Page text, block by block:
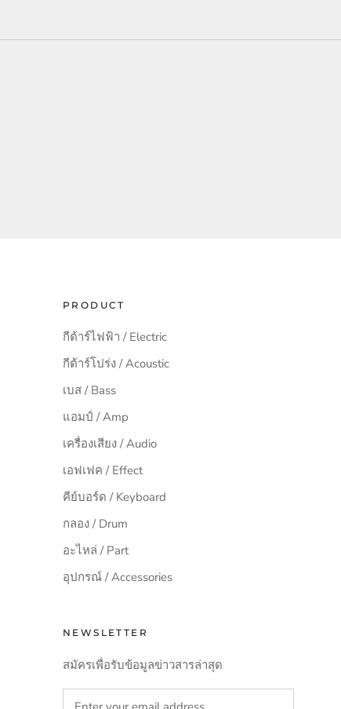
PRODUCT
กีต้าร์ไฟฟ้า / Electric
กีต้าร์โปร่ง / Acoustic
เบส / Bass
แอมป์ / Amp
เครื่องเสียง / Audio
เอฟเฟค / Effect
คีย์บอร์ด / Keyboard
กลอง / Drum
อะไหล่ / Part
อุปกรณ์ / Accessories
NEWSLETTER
สมัครเพื่อรับข้อมูลข่าวสารล่าสุด